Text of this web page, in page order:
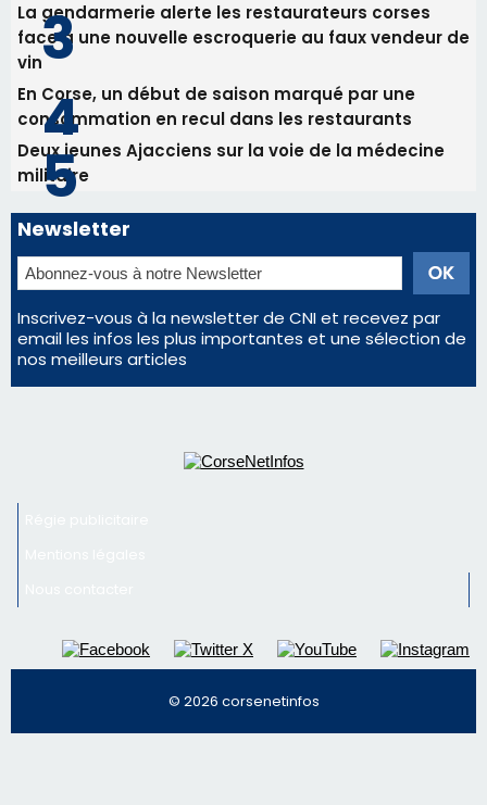
La gendarmerie alerte les restaurateurs corses
face à une nouvelle escroquerie au faux vendeur de
vin
En Corse, un début de saison marqué par une
consommation en recul dans les restaurants
Deux jeunes Ajacciens sur la voie de la médecine
militaire
Newsletter
Inscrivez-vous à la newsletter de CNI et recevez par
email les infos les plus importantes et une sélection de
nos meilleurs articles
© 2026 corsenetinfos